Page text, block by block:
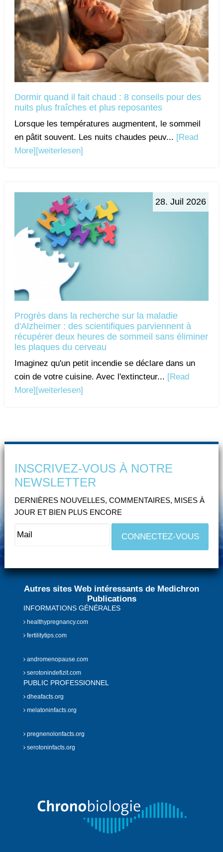
Dormir quand il fait chaud : 8 conseils pour des
nuits plus fraîches et plus reposantes
Lorsque les températures augmentent, le sommeil
en pâtit souvent. Les nuits chaudes peuv... [Read
More][weiterlesen]
28. Juil 2026
Progrès dans la recherche sur la maladie
d'Alzheimer : des scientifiques parviennent à
récupérer deux heures de sommeil sans éliminer
les plaques du cerveau
Imaginez qu'un petit incendie se déclare dans un
coin de votre cuisine. Avec l'extincteur... [Read
More][weiterlesen]
INSCRIVEZ-VOUS À NOTRE
NEWSLETTER
DERNIÈRES NOUVELLES, COMMENTAIRES, MISES À
JOUR ET BIEN PLUS ENCORE
Autres sites Web intéressants de Medichron
Publications
INFORMATIONS GÉNÉRALES
healthypregnancy.com
fertilitytips.com
andromenopause.com
serotonindefizit.com
PUBLIC PROFESSIONNEL
dheafacts.org
melatoninfacts.org
pregnenolonfacts.org
serotoninfacts.org